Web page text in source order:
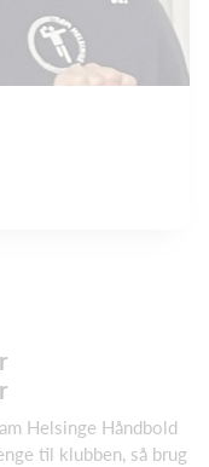
Helsinge Håndbold
til klubben, så brug